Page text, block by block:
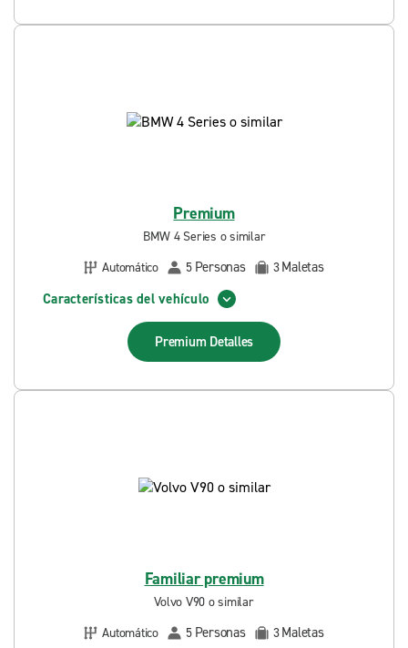
Premium
BMW 4 Series o similar
Automático
5 Personas 3Maletas
Características del vehículo
Premium Detalles
Familiar premium
Volvo V90 o similar
Automático
5 Personas 3Maletas